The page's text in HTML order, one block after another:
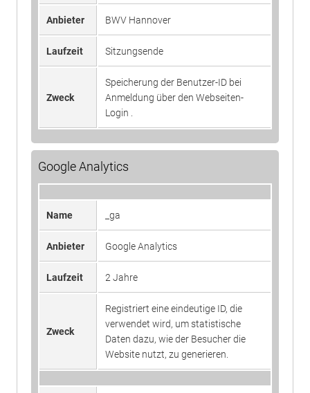
Anbieter BWV Hannover
Laufzeit Sitzungsende
Zweck
Speicherung der Benutzer-ID bei
Anmeldung über den Webseiten-
Login .
Google Analytics
Name _ga
Anbieter Google Analytics
Laufzeit 2 Jahre
Zweck
Registriert eine eindeutige ID, die
verwendet wird, um statistische
Daten dazu, wie der Besucher die
Website nutzt, zu generieren.